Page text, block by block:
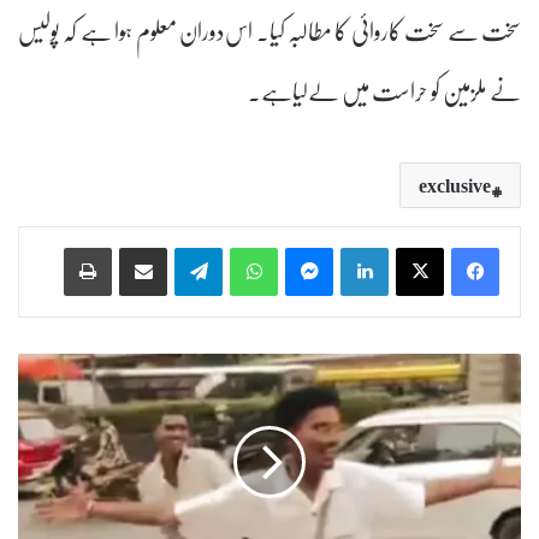
سخت سے سخت کاروائی کا مطالبہ کیا۔ اس‌دوران معلوم ہوا ہے کہ پولیس
نے ملزمین کو حراست میں لے‌لیا‌ہے۔
exclusive
LinkedIn
WhatsApp
Telegram
ح
ی
د
ر
آ
ب
ا